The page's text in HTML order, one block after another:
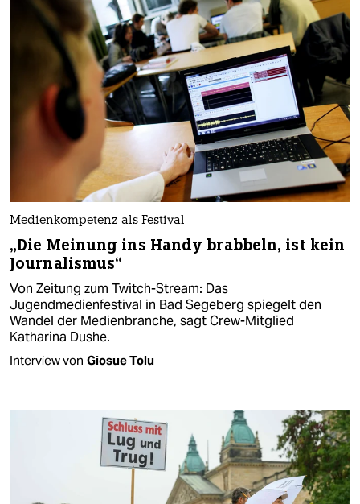
Medienkompetenz als Festival
„Die Meinung ins Handy brabbeln, ist kein
Journalismus“
Von Zeitung zum Twitch-Stream: Das
Jugendmedienfestival in Bad Segeberg spiegelt den
Wandel der Medienbranche, sagt Crew-Mitglied
Katharina Dushe.
Interview von Giosue Tolu